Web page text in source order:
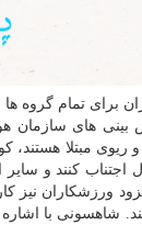
برای تمام
های سازمان
مبتلا هستند،
كنند و سایر
ورزشكاران نیز
شاهسونی با اشاره